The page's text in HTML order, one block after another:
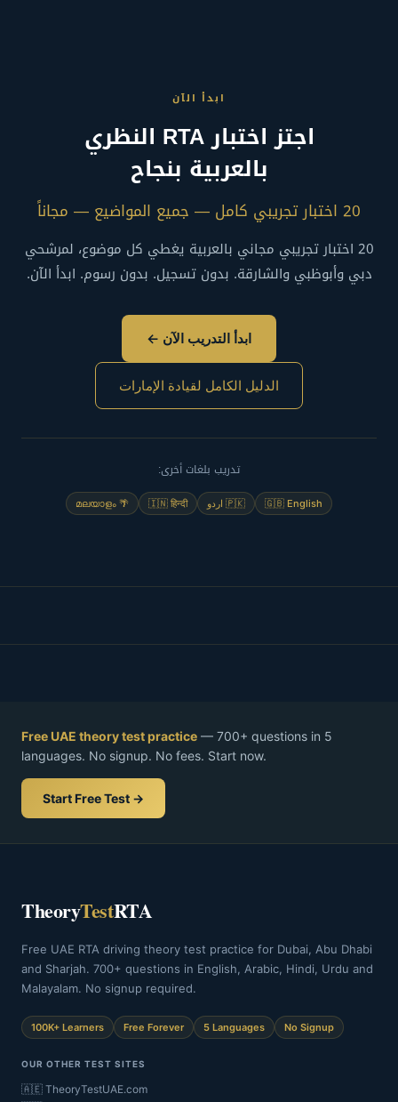
and illegal under UAE Federal Traffic Law.
ابدأ الآن
اجتز اختبار RTA النظري
بالعربية بنجاح
20 اختبار تجريبي كامل — جميع المواضيع — مجاناً
20 اختبار تجريبي مجاني بالعربية يغطي كل موضوع، لمرشحي
دبي وأبوظبي والشارقة. بدون تسجيل. بدون رسوم. ابدأ الآن.
ابدأ التدريب الآن ←
الدليل الكامل لقيادة الإمارات
تدريب بلغات أخرى:
🇬🇧 English 🇵🇰 اردو 🇮🇳 हिन्दी
🌴 മലയാളം
Free UAE theory test practice — 700+ questions in 5
languages. No signup. No fees. Start now.
Start Free Test →
TheoryTestRTA
Free UAE RTA driving theory test practice for Dubai, Abu Dhabi
and Sharjah. 700+ questions in English, Arabic, Hindi, Urdu and
Malayalam. No signup required.
100K+ Learners Free Forever 5 Languages No Signup
OUR OTHER TEST SITES
🇦🇪 TheoryTestUAE.com